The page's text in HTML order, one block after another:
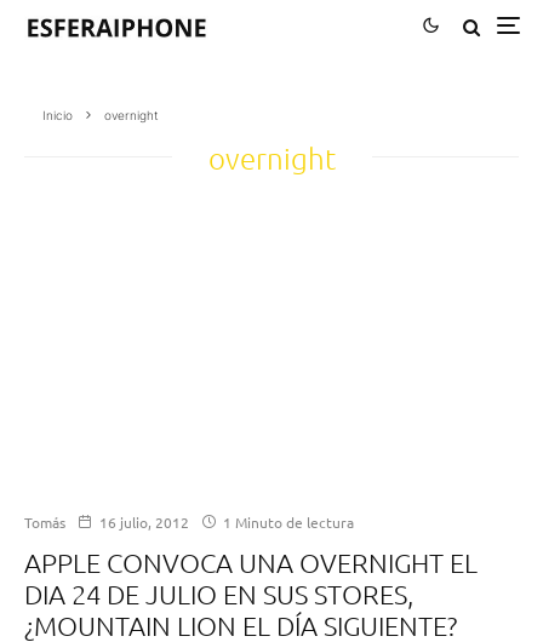
Inicio overnight
overnight
Tomás 16 julio, 2012 1 Minuto de lectura
APPLE CONVOCA UNA OVERNIGHT EL
DIA 24 DE JULIO EN SUS STORES,
¿MOUNTAIN LION EL DÍA SIGUIENTE?